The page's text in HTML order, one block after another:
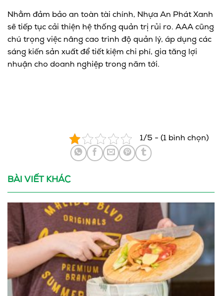
Nhằm đảm bảo an toàn tài chính, Nhựa An Phát Xanh
sẽ tiếp tục cải thiện hệ thống quản trị rủi ro. AAA cũng
chú trọng việc nâng cao trình độ quản lý, áp dụng các
sáng kiến sản xuất để tiết kiệm chi phí, gia tăng lợi
nhuận cho doanh nghiệp trong năm tới.
1/5 - (1 bình chọn)
BÀI VIẾT KHÁC